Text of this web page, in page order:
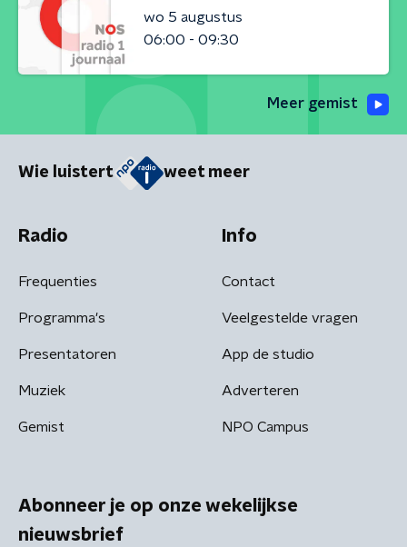
wo 5 augustus
06:00 - 09:30
Meer gemist
Wie luistert weet meer
Radio
Frequenties
Programma's
Presentatoren
Muziek
Gemist
Info
Contact
Veelgestelde vragen
App de studio
Adverteren
NPO Campus
Abonneer je op onze wekelijkse
nieuwsbrief